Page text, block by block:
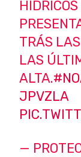
TRÁS
LAS
ALTA.
JPVZLA
—